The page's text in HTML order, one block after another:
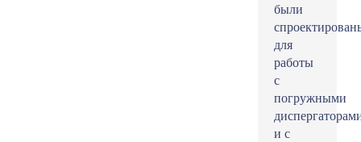
были
для
работы
с
погружными
и с